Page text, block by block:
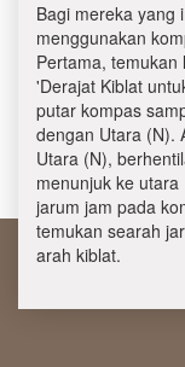
Bagi mereka yang
menggunakan
Pertama, temukan
'Derajat Kiblat
putar kompas
dengan Utara (N).
Utara (N),
menunjuk ke
jarum jam pada
temukan searah
arah kiblat.